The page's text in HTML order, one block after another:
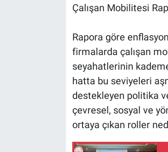
Çalışan Mobilitesi
Rapora göre
firmalarda çalışan
seyahatlerinin
hatta bu seviyeleri
destekleyen politika
çevresel, sosyal ve
ortaya çıkan roller